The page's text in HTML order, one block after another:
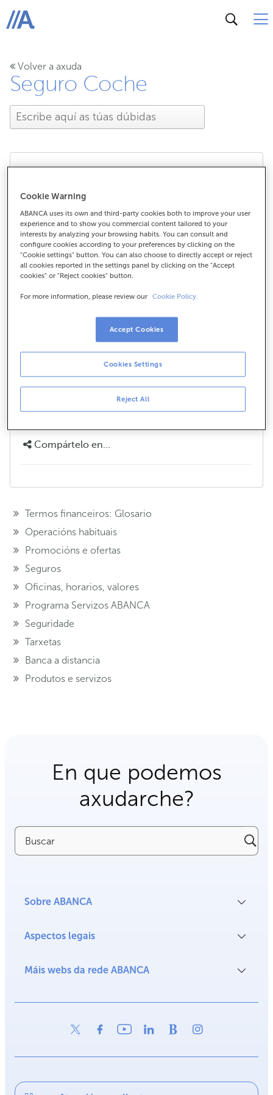
ABANCA
Volver a axuda
Seguro Coche
Que documentación
necesito para contratar
un Seguro Coche?
Que documentación necesito para
En realidade, moi pouca. Só che solicitamos o teu
DNI, o carné de conducir dos condutores (tanto do
tomador como do propietario), o permiso de
circulación do coche e a súa ficha técnica.
Si No
Compártelo en...
Termos financeiros: Glosario
Operacións habituais
Promocións e ofertas
Seguros
Oficinas, horarios, valores
Programa Servizos ABANCA
Seguridade
Tarxetas
Banca a distancia
Produtos e servizos
En que podemos
axudarche?
Buscar
Sobre ABANCA
Aspectos legais
Máis webs da rede ABANCA
Cookie Warning
ABANCA uses its own and third-party cookies both to improve your user
experience and to show you commercial content tailored to your
interests by analyzing your browsing habits. You can consult and
configure cookies according to your preferences by clicking on the
"Cookie settings" button. You can also choose to directly accept or reject
all cookies reported in the settings panel by clicking on the "Accept
cookies" or "Reject cookies" button.
For more information, please review our Cookie Policy.
Reject All
Cookies Settings
Accept Cookies